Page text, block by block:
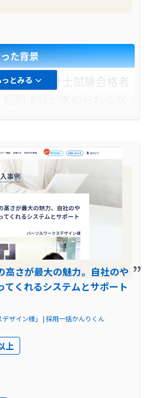
活動の無駄が削減さ
ました。媒体へのコス
用人数は増加しまし
事務的な時間は半分以
ました。
っとみる
た背景
、公認会計士試験合格者
試験が例年8月下旬に行
開しなければなりませ
認会計士試験受験者の
法人にエントリーして
必要でした。
課題
応募者管理を行ってお
すべて郵送で受け付け
催する際には、一回で
理する必要があり、そ
開催することもあった
がかかっていました。
策
高さが最大の魅力。自社のや
てくれるシステムとサポート
ザイン様」 | 採用一括かんりくん
上